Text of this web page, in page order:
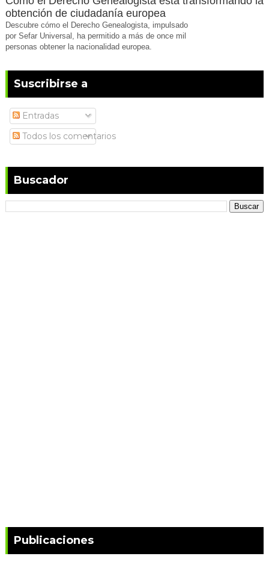
obtención de ciudadanía europea
Descubre cómo el Derecho Genealogista, impulsado
por Sefar Universal, ha permitido a más de once mil
personas obtener la nacionalidad europea.
Suscribirse a
Entradas
Todos los comentarios
Buscador
Publicaciones